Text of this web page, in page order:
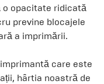
opacitate ridicată
previne blocajele
a imprimării.
care este
hârtia noastră de